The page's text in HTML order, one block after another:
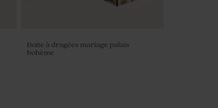
Boite à dragées mariage palais
bohème